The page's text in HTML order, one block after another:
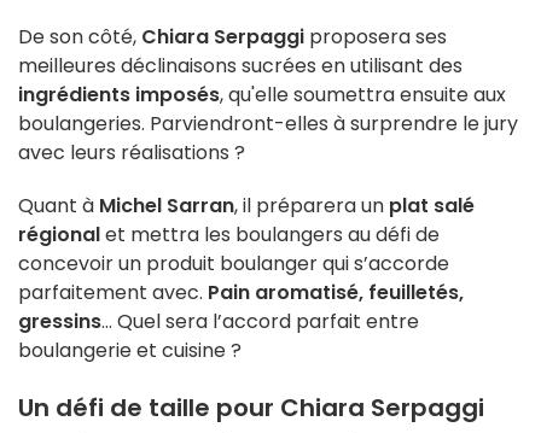
De son côté, Chiara Serpaggi proposera ses
meilleures déclinaisons sucrées en utilisant des
ingrédients imposés, qu'elle soumettra ensuite aux
boulangeries. Parviendront-elles à surprendre le jury
avec leurs réalisations ?
Quant à Michel Sarran, il préparera un plat salé
régionalet mettra les boulangers au défi de
concevoir un produit boulanger qui s’accorde
parfaitement avec. Pain aromatisé, feuilletés,
gressins… Quel sera l’accord parfait entre
boulangerie et cuisine ?
Un défi de taille pour Chiara Serpaggi